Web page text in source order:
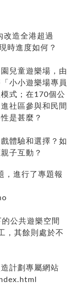
改造全港超過
時進度如何？
兒童遊樂場，由
小小遊樂場專員
式；在170個公
社區參與和民間
是甚麼？
體驗和選擇？如
子互動？
，進行了專題報
公共遊樂空間
，其餘則處於不
計劃專屬網站